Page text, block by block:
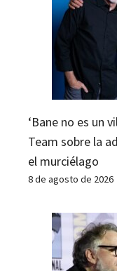
‘Bane no es un
Team sobre la
el murciélago
8 de agosto de 2026